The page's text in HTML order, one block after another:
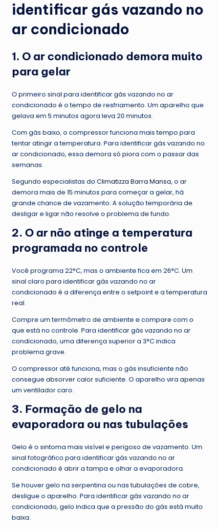
identificar gás vazando no
ar condicionado
1. O ar condicionado demora muito
para gelar
O primeiro sinal para identificar gás vazando no ar
condicionado é o tempo de resfriamento. Um aparelho que
gelava em 5 minutos agora leva 20 minutos.
Com gás baixo, o compressor funciona mais tempo para
tentar atingir a temperatura. Para identificar gás vazando no
ar condicionado, essa demora só piora com o passar das
semanas.
Segundo especialistas do Climatizza Barra Mansa, o ar
demora mais de 15 minutos para começar a gelar, há
grande chance de vazamento. A solução temporária de
desligar e ligar não resolve o problema de fundo.
2. O ar não atinge a temperatura
programada no controle
Você programa 22°C, mas o ambiente fica em 26°C. Um
sinal claro para identificar gás vazando no ar
condicionado é a diferença entre o setpoint e a temperatura
real.
Compre um termômetro de ambiente e compare com o
que está no controle. Para identificar gás vazando no ar
condicionado, uma diferença superior a 3°C indica
problema grave.
O compressor até funciona, mas o gás insuficiente não
consegue absorver calor suficiente. O aparelho vira apenas
um ventilador caro.
3. Formação de gelo na
evaporadora ou nas tubulações
Gelo é o sintoma mais visível e perigoso de vazamento. Um
sinal fotográfico para identificar gás vazando no ar
condicionado é abrir a tampa e olhar a evaporadora.
Se houver gelo na serpentina ou nas tubulações de cobre,
desligue o aparelho. Para identificar gás vazando no ar
condicionado, gelo indica que a pressão do gás está muito
baixa.